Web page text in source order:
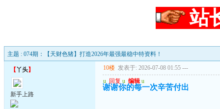
站
主题 : 074期：【天财色猪】打造2026年最强最稳中特资料！
【丫头】
新手上路
10楼 发表于: 2026-07-08 01:55 ---
u 回复 u 编辑 u
谢谢你的每一次辛苦付出